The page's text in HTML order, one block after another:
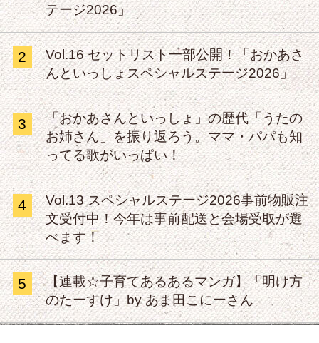
テージ2026」
2
Vol.16 セットリスト一部公開！「おかあさ
んといっしょスペシャルステージ2026」
3
「おかあさんといっしょ」の歴代「うたの
お姉さん」を振り返ろう。ママ・パパも知
ってる歌がいっぱい！
4
Vol.13 スペシャルステージ2026事前物販注
文受付中！今年は事前配送と会場受取が選
べます！
5
【連載☆子育てあるあるマンガ】「明け方
のたーすけ」by あま田こにーさん